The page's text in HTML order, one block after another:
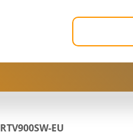
RTV900SW-EU